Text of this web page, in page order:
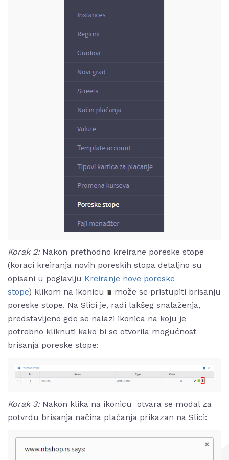
Korak 2: Nakon prethodno kreirane poreske stope
(koraci kreiranja novih poreskih stopa detaljno su
opisani u poglavlju Kreiranje nove poreske
stope) klikom na ikonicu
može se pristupiti brisanju
poreske stope. Na Slici je, radi lakšeg snalaženja,
predstavljeno gde se nalazi ikonica na koju je
potrebno kliknuti kako bi se otvorila mogućnost
brisanja poreske stope:
Korak 3: Nakon klika na ikonicu
otvara se modal za
potvrdu brisanja načina plaćanja prikazan na Slici: